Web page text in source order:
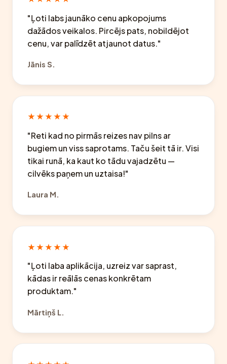
"Ļoti labs jaunāko cenu apkopojums
dažādos veikalos. Pircējs pats, nobildējot
cenu, var palīdzēt atjaunot datus."
Jānis S.
★★★★★
"Reti kad no pirmās reizes nav pilns ar
bugiem un viss saprotams. Taču šeit tā ir. Visi
tikai runā, ka kaut ko tādu vajadzētu —
cilvēks paņem un uztaisa!"
Laura M.
★★★★★
"Ļoti laba aplikācija, uzreiz var saprast,
kādas ir reālās cenas konkrētam
produktam."
Mārtiņš L.